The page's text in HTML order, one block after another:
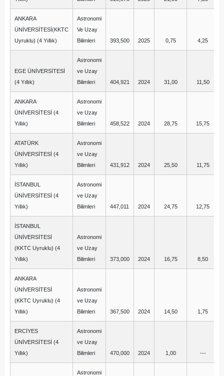
ANKARA
ÜNİVERSİTESİ(KKTC
Uyruklu) (4 Yıllık)
Astronomi
Ve Uzay
Bilimleri
393,500 2025 0,75 4,25
EGE ÜNİVERSİTESİ
(4 Yıllık)
Astronomi
ve Uzay
Bilimleri
404,921 2024 31,00 11,50
ANKARA
ÜNİVERSİTESİ (4
Yıllık)
Astronomi
ve Uzay
Bilimleri
458,522 2024 28,75 15,75
ATATÜRK
ÜNİVERSİTESİ (4
Yıllık)
Astronomi
ve Uzay
Bilimleri
431,912 2024 25,50 11,75
İSTANBUL
ÜNİVERSİTESİ (4
Yıllık)
Astronomi
ve Uzay
Bilimleri
447,011 2024 24,75 12,75
İSTANBUL
ÜNİVERSİTESİ
(KKTC Uyruklu) (4
Yıllık)
Astronomi
ve Uzay
Bilimleri
373,000 2024 16,75 8,50
ANKARA
ÜNİVERSİTESİ
(KKTC Uyruklu) (4
Yıllık)
Astronomi
ve Uzay
Bilimleri
367,500 2024 14,50 1,75
ERCİYES
ÜNİVERSİTESİ (4
Yıllık)
Astronomi
ve Uzay
Bilimleri
470,000 2024 1,00 ---
Astronomi